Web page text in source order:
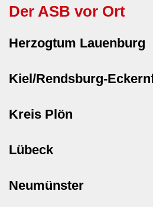
Der ASB vor Ort
Herzogtum Lauenburg
Kiel/Rendsburg-
Kreis Plön
Lübeck
Neumünster